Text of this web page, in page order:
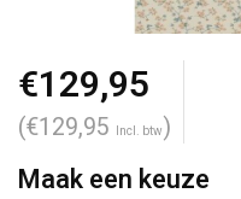
€129,95
(€129,95 Incl. btw)
Maak een keuze